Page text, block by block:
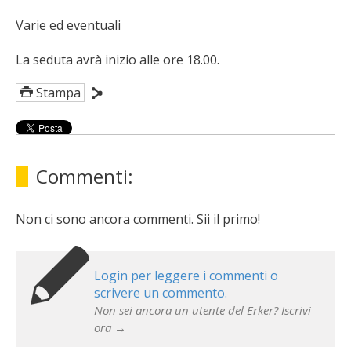
Varie ed eventuali
La seduta avrà inizio alle ore 18.00.
Stampa
Commenti:
Non ci sono ancora commenti. Sii il primo!
Login per leggere i commenti o
scrivere un commento.
Non sei ancora un utente del Erker? Iscrivi
ora →